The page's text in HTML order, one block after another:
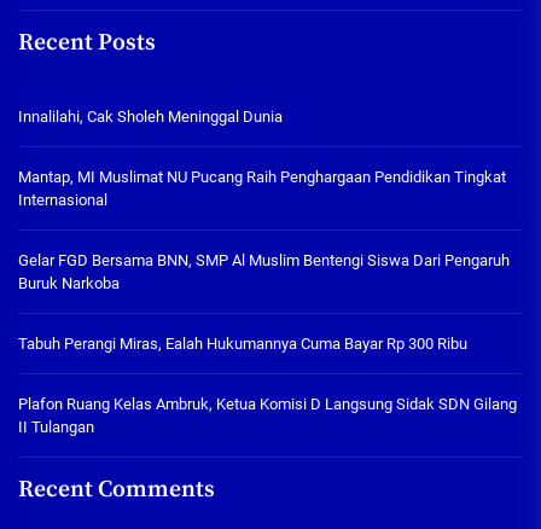
Recent Posts
Innalilahi, Cak Sholeh Meninggal Dunia
Mantap, MI Muslimat NU Pucang Raih Penghargaan Pendidikan Tingkat
Internasional
Gelar FGD Bersama BNN, SMP Al Muslim Bentengi Siswa Dari Pengaruh
Buruk Narkoba
Tabuh Perangi Miras, Ealah Hukumannya Cuma Bayar Rp 300 Ribu
Plafon Ruang Kelas Ambruk, Ketua Komisi D Langsung Sidak SDN Gilang
II Tulangan
Recent Comments